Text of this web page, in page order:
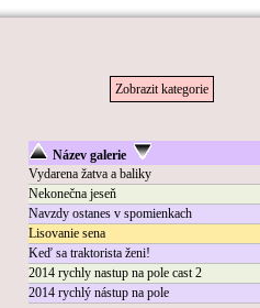
Zobrazit kategorie
Název galerie
Vydarena žatva a baliky
Nekonečna jeseň
Navzdy ostanes v spomienkach
Lisovanie sena
Keď sa traktorista ženi!
2014 rychly nastup na pole cast 2
2014 rychlý nástup na pole